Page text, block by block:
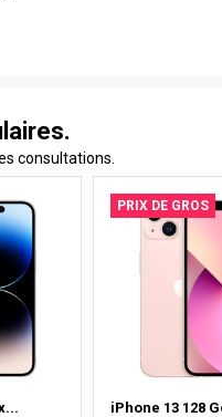
consultations.
PRIX DE GROS
iPhone 13 128